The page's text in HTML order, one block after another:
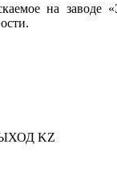
на заводе